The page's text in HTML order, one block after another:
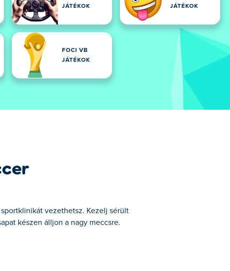
JÁTÉKOK
JÁTÉKOK
FOCI VB
JÁTÉKOK
vezethetsz. Kezelj sérült
készen álljon a nagy meccsre.
egyike.